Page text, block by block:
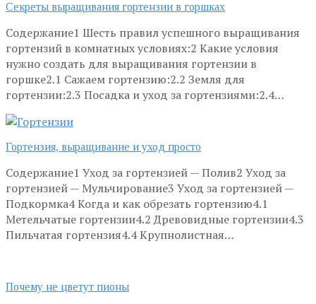
Секреты выращивания гортензии в горшках
Содержание1 Шесть правил успешного выращивания
гортензий в комнатных условиях:2 Какие условия
нужно создать для выращивания гортензии в
горшке2.1 Сажаем гортензию:2.2 Земля для
гортензии:2.3 Посадка и уход за гортензиями:2.4…
Гортензия, выращивание и уход просто
Содержание1 Уход за гортензией — Полив2 Уход за
гортензией — Мульчирование3 Уход за гортензией —
Подкормка4 Когда и как обрезать гортензию4.1
Метельчатые гортензии4.2 Древовидные гортензии4.3
Пильчатая гортензия4.4 Крупнолистная…
Почему не цветут пионы